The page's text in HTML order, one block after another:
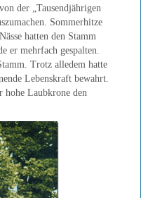
der „Tausendjährigen
Sommerhitze
hatten den Stamm
er mehrfach gespalten.
Trotz alledem hatte
Lebenskraft bewahrt.
hohe Laubkrone den